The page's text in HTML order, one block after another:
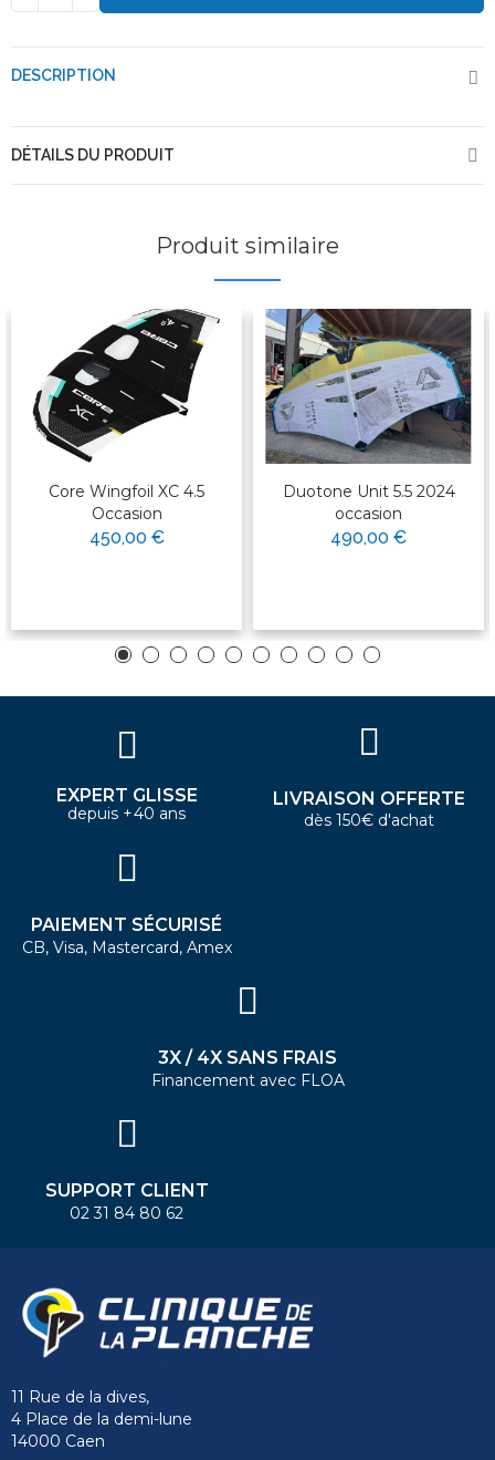
DESCRIPTION
DÉTAILS DU PRODUIT
Produit similaire
Core Wingfoil XC 4.5
Occasion
450,00 €
Duotone Unit 5.5 2024
occasion
490,00 €
EXPERT GLISSE
depuis +40 ans
LIVRAISON OFFERTE
dès 150€ d'achat
PAIEMENT SÉCURISÉ
CB, Visa, Mastercard, Amex
3X / 4X SANS FRAIS
Financement avec FLOA
SUPPORT CLIENT
02 31 84 80 62
11 Rue de la dives,
4 Place de la demi-lune
14000 Caen